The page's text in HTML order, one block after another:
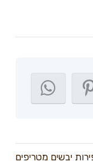
יבשים מטריפים